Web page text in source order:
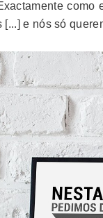
e nós só